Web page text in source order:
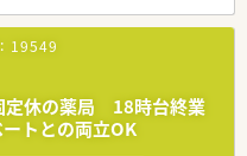
19549
定休の薬局 18時台終業
トとの両立OK